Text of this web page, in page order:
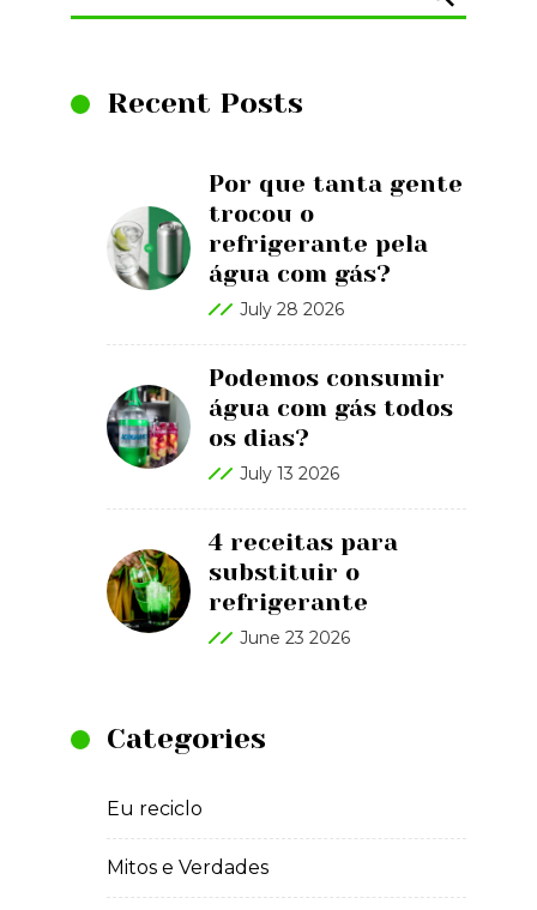
Recent Posts
Por que tanta gente
trocou o
refrigerante pela
água com gás?
July 28 2026
Podemos consumir
água com gás todos
os dias?
July 13 2026
4 receitas para
substituir o
refrigerante
June 23 2026
Categories
Eu reciclo
Mitos e Verdades